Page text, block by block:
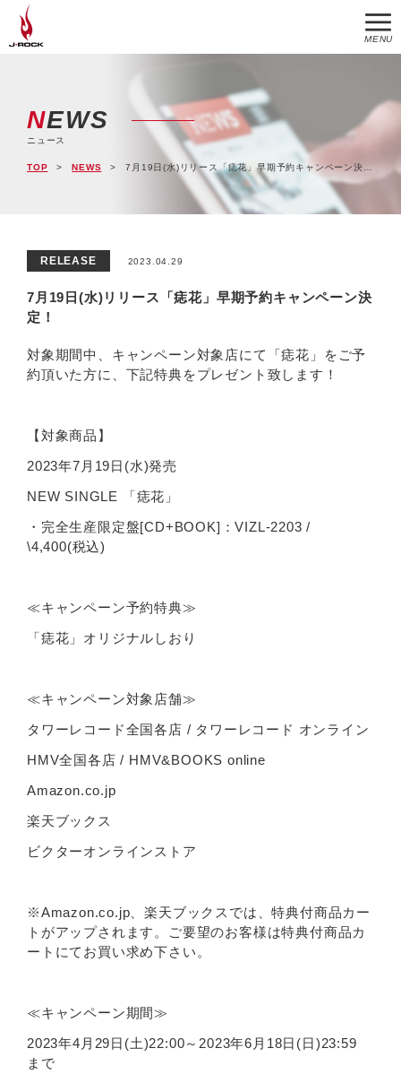
MENU
NEWS
ニュース
TOP NEWS 7月19日(水)リリース「痣花」早期予約キャンペーン決定！
RELEASE 2023.04.29
7月19日(水)リリース「痣花」早期予約キャンペーン決
定！
対象期間中、キャンペーン対象店にて「痣花」をご予
約頂いた方に、下記特典をプレゼント致します！
【対象商品】
2023年7月19日(水)発売
NEW SINGLE 「痣花」
・完全生産限定盤[CD+BOOK]：VIZL-2203 /
\4,400(税込)
≪キャンペーン予約特典≫
「痣花」オリジナルしおり
≪キャンペーン対象店舗≫
タワーレコード全国各店 / タワーレコード オンライン
HMV全国各店 / HMV&BOOKS online
Amazon.co.jp
楽天ブックス
ビクターオンラインストア
※Amazon.co.jp、楽天ブックスでは、特典付商品カー
トがアップされます。ご要望のお客様は特典付商品カ
ートにてお買い求め下さい。
≪キャンペーン期間≫
2023年4月29日(土)22:00～2023年6月18日(日)23:59
まで